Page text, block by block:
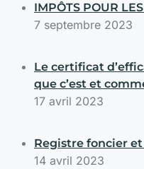
IMPÔTS POUR
7 septembre 2023
Le certificat
que c’est et
savoir si mon
17 avril 2023
Registre foncier
14 avril 2023